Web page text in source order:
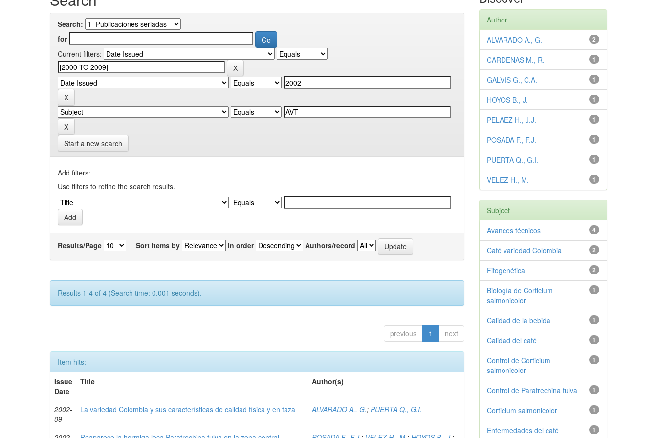
Search:
for
Current filters:
Start a new search
Add filters:
Use filters to refine the search results.
Results/Page | Sort items by In order Authors/record
Results 1-4 of 4 (Search time: 0.001 seconds).
previous 1 next
Item hits:
Issue
Date
Title Author(s)
2002-
09
La variedad Colombia y sus características de calidad física y en taza ALVARADO A., G.;PUERTA Q., G.I.
Author
2
ALVARADO A., G.
1
CARDENAS M., R.
1
GALVIS G., C.A.
1
HOYOS B., J.
1
PELAEZ H., J.J.
1
POSADA F., F.J.
1
PUERTA Q., G.I.
1
VELEZ H., M.
Subject
4
Avances técnicos
2
Café variedad Colombia
2
Fitogenética
1
Biología de Corticium
salmonicolor
1
Calidad de la bebida
1
Calidad del café
1
Control de Corticium
salmonicolor
1
Control de Paratrechina fulva
1
Corticium salmonicolor
1
Enfermedades del café